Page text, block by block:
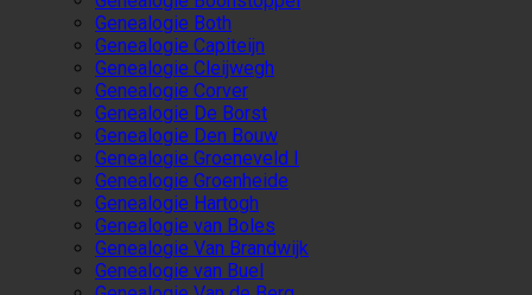
Genealogie Both
Genealogie Capiteijn
Genealogie Cleijwegh
Genealogie Corver
Genealogie De Borst
Genealogie Den Bouw
Genealogie Groeneveld I
Genealogie Groenheide
Genealogie Hartogh
Genealogie van Boles
Genealogie Van Brandwijk
Genealogie van Buel